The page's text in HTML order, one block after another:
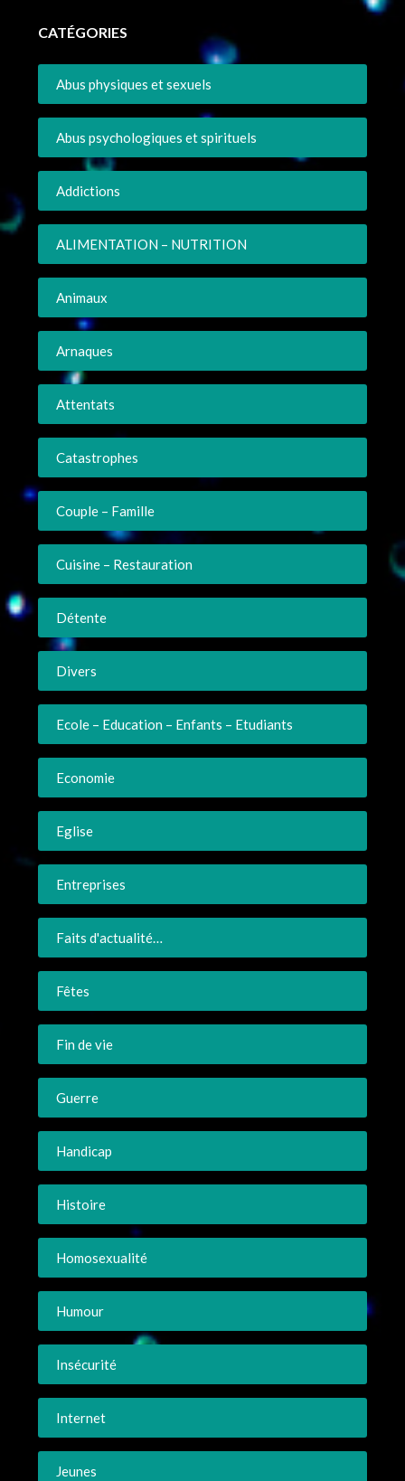
CATÉGORIES
Abus physiques et sexuels
Abus psychologiques et spirituels
Addictions
ALIMENTATION – NUTRITION
Animaux
Arnaques
Attentats
Catastrophes
Couple – Famille
Cuisine – Restauration
Détente
Divers
Ecole – Education – Enfants – Etudiants
Economie
Eglise
Entreprises
Faits d'actualité…
Fêtes
Fin de vie
Guerre
Handicap
Histoire
Homosexualité
Humour
Insécurité
Internet
Jeunes